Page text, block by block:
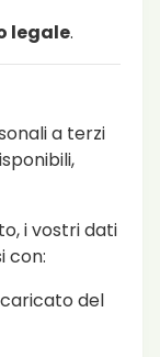
legale.
a terzi
i vostri dati
con:
del